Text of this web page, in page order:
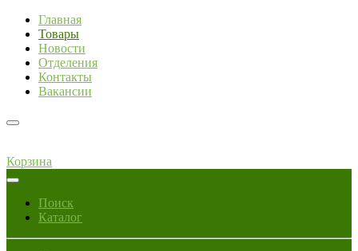
Главная
Товары
Новости
Отделения
Контакты
Вакансии
Корзина
Поиск
Каталог